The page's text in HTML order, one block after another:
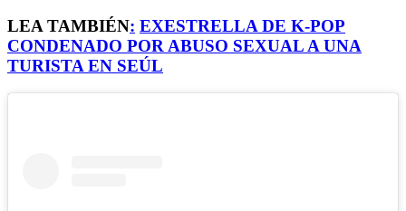
LEA TAMBIÉN: EXESTRELLA DE K-POP
CONDENADO POR ABUSO SEXUAL A UNA
TURISTA EN SEÚL